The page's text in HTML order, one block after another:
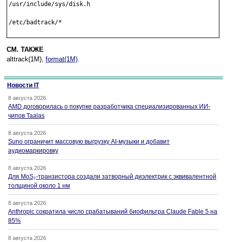
/usr/include/sys/disk.h
/etc/badtrack/*
СМ. ТАКЖЕ
alttrack(1M), format(1M).
Новости IT
8 августа 2026
AMD договорилась о покупке разработчика специализированных ИИ-
чипов Taalas
8 августа 2026
Suno ограничит массовую выгрузку AI-музыки и добавит
аудиомаркировку
8 августа 2026
Для MoS₂-транзистора создали затворный диэлектрик с эквивалентной
толщиной около 1 нм
8 августа 2026
Anthropic сократила число срабатываний биофильтра Claude Fable 5 на
85%
8 августа 2026